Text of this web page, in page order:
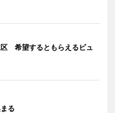
希望するともらえるビュ
る